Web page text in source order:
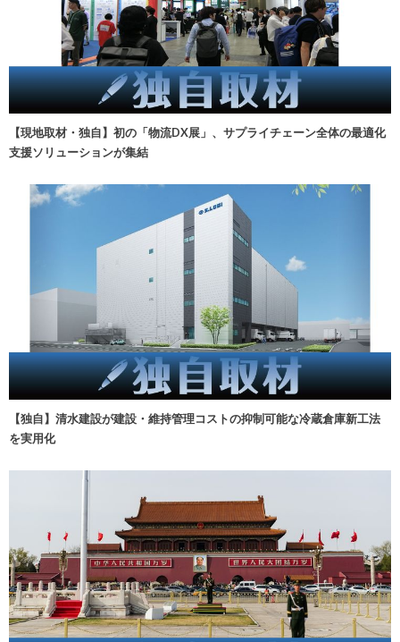
【現地取材・独自】初の「物流DX展」、サプライチェーン全体の最適化
支援ソリューションが集結
【独自】清水建設が建設・維持管理コストの抑制可能な冷蔵倉庫新工法
を実用化